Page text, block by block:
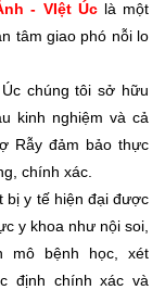
- VIệt Úc là một
tâm giao phó nỗi lo
chúng tôi sở hữu
kinh nghiệm và cả
Rẫy đảm bảo thực
chính xác.
bị y tế hiện đại được
y khoa như nội soi,
mô bệnh học, xét
định chính xác và